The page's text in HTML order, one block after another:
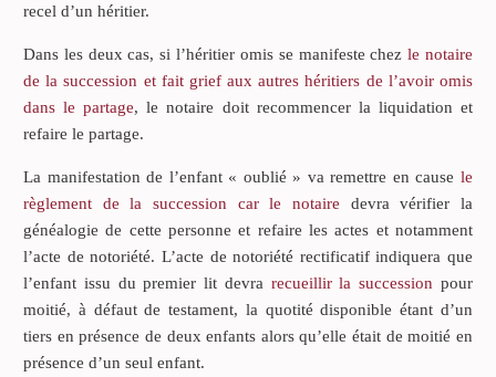
recel d’un héritier.
Dans les deux cas, si l’héritier omis se manifeste chezle notaire
de la succession et fait grief aux autres héritiers de l’avoir omis
dans le partage, le notaire doit recommencer la liquidation et
refaire le partage.
La manifestation de l’enfant « oublié » va remettre en cause le
règlement de la succession car le notaire devra vérifier la
généalogie de cette personne et refaire les actes et notamment
l’acte de notoriété. L’acte de notoriété rectificatif indiquera que
l’enfant issu du premier lit devra recueillir la succession pour
moitié, à défaut de testament, la quotité disponible étant d’un
tiers en présence de deux enfants alors qu’elle était de moitié en
présence d’un seul enfant.